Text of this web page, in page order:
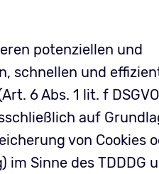
potenziellen und
schnellen und
6 Abs. 1 lit. f
auf
von Cookies
Sinne des TDDDG